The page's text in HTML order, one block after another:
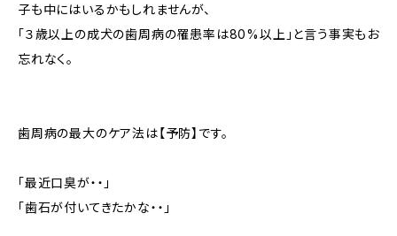
子も中にはいるかもしれませんが、
「３歳以上の成犬の歯周病の罹患率は80%以上」と言う事実もお
忘れなく。
歯周病の最大のケア法は【予防】です。
「最近口臭が・・」
「歯石が付いてきたかな・・」